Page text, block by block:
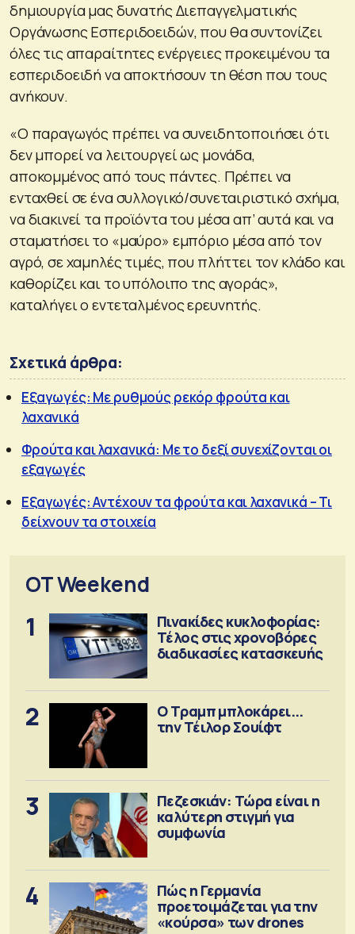
δημιουργία μας δυνατής Διεπαγγελματικής
Οργάνωσης Εσπεριδοειδών, που θα συντονίζει
όλες τις απαραίτητες ενέργειες προκειμένου τα
εσπεριδοειδή να αποκτήσουν τη θέση που τους
ανήκουν.
«Ο παραγωγός πρέπει να συνειδητοποιήσει ότι
δεν μπορεί να λειτουργεί ως μονάδα,
αποκομμένος από τους πάντες. Πρέπει να
ενταχθεί σε ένα συλλογικό/συνεταιριστικό σχήμα,
να διακινεί τα προϊόντα του μέσα απ’ αυτά και να
σταματήσει το «μαύρο» εμπόριο μέσα από τον
αγρό, σε χαμηλές τιμές, που πλήττει τον κλάδο και
καθορίζει και το υπόλοιπο της αγοράς»,
καταλήγει ο εντεταλμένος ερευνητής.
Σχετικά άρθρα:
Εξαγωγές: Με ρυθμούς ρεκόρ φρούτα και
λαχανικά
Φρούτα και λαχανικά: Με το δεξί συνεχίζονται οι
εξαγωγές
Εξαγωγές: Αντέχουν τα φρούτα και λαχανικά – Τι
δείχνουν τα στοιχεία
OT Weekend
1
Πινακίδες κυκλοφορίας:
Τέλος στις χρονοβόρες
διαδικασίες κατασκευής
2
Ο Τραμπ μπλοκάρει...
την Τέιλορ Σουίφτ
3
Πεζεσκιάν: Τώρα είναι η
καλύτερη στιγμή για
συμφωνία
4
Πώς η Γερμανία
προετοιμάζεται για την
«κούρσα» των drones